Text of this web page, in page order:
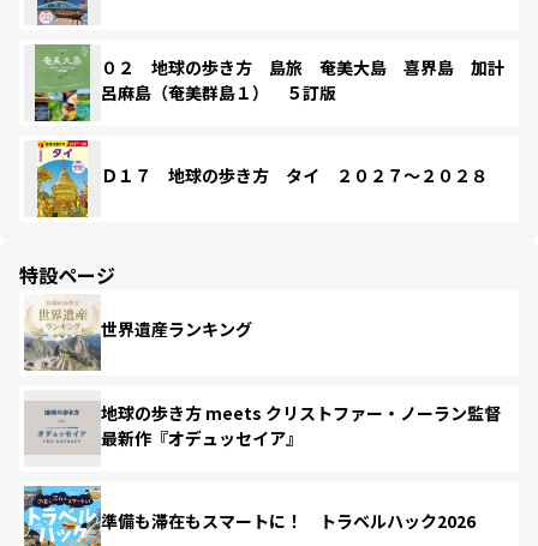
０２ 地球の歩き方 島旅 奄美大島 喜界島 加計
呂麻島（奄美群島１） ５訂版
Ｄ１７ 地球の歩き方 タイ ２０２７～２０２８
特設ページ
世界遺産ランキング
地球の歩き方 meets クリストファー・ノーラン監督
最新作『オデュッセイア』
準備も滞在もスマートに！ トラベルハック2026